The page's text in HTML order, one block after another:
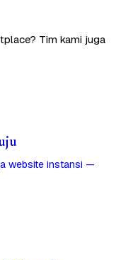
Tim kami juga
website instansi —